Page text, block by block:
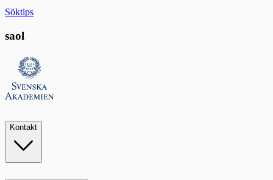
Söktips
saol
Kontakt